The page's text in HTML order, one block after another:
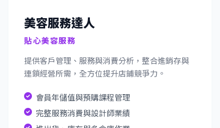
美容服務達人
貼心美容服務
提供客戶管理、服務與消費分析，整合進銷存與
連鎖經營所需，全方位提升店鋪競爭力。
會員年儲值與預購課程管理
完整服務消費與設計師業績